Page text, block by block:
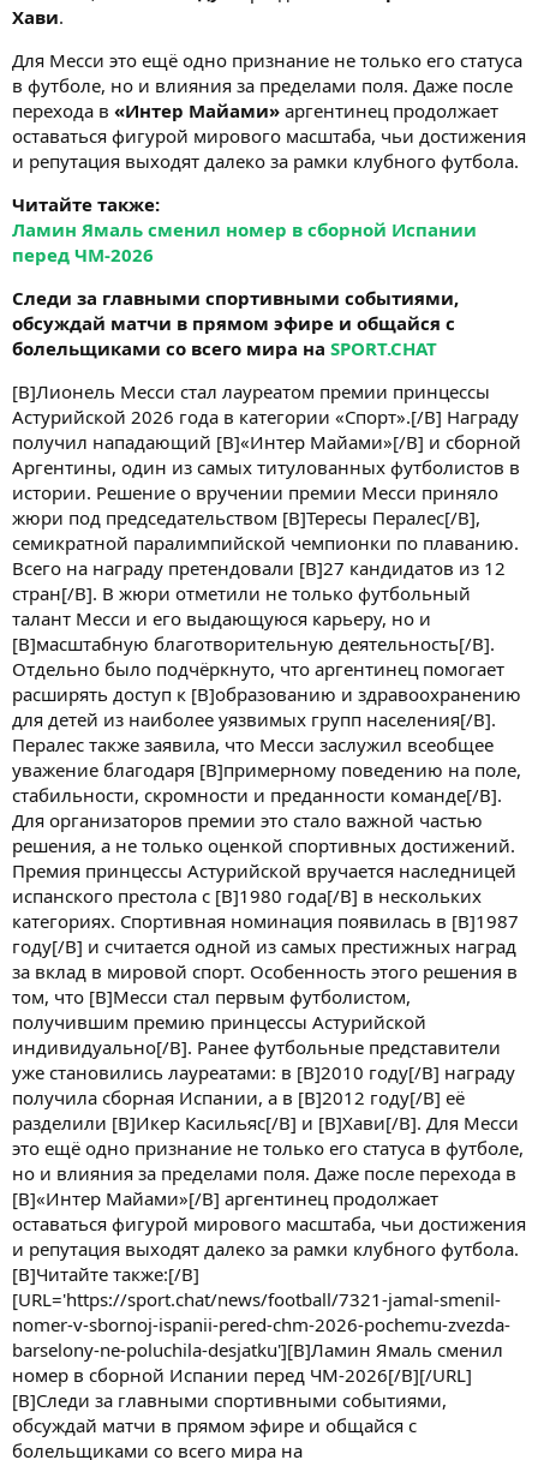
Хави.
Для Месси это ещё одно признание не только его статуса
в футболе, но и влияния за пределами поля. Даже после
перехода в «Интер Майами» аргентинец продолжает
оставаться фигурой мирового масштаба, чьи достижения
и репутация выходят далеко за рамки клубного футбола.
Читайте также:
Ламин Ямаль сменил номер в сборной Испании
перед ЧМ-2026
Следи за главными спортивными событиями,
обсуждай матчи в прямом эфире и общайся с
болельщиками со всего мира на SPORT.CHAT
[B]Лионель Месси стал лауреатом премии принцессы
Астурийской 2026 года в категории «Спорт».[/B] Награду
получил нападающий [B]«Интер Майами»[/B] и сборной
Аргентины, один из самых титулованных футболистов в
истории. Решение о вручении премии Месси приняло
жюри под председательством [B]Тересы Пералес[/B],
семикратной паралимпийской чемпионки по плаванию.
Всего на награду претендовали [B]27 кандидатов из 12
стран[/B]. В жюри отметили не только футбольный
талант Месси и его выдающуюся карьеру, но и
[B]масштабную благотворительную деятельность[/B].
Отдельно было подчёркнуто, что аргентинец помогает
расширять доступ к [B]образованию и здравоохранению
для детей из наиболее уязвимых групп населения[/B].
Пералес также заявила, что Месси заслужил всеобщее
уважение благодаря [B]примерному поведению на поле,
стабильности, скромности и преданности команде[/B].
Для организаторов премии это стало важной частью
решения, а не только оценкой спортивных достижений.
Премия принцессы Астурийской вручается наследницей
испанского престола с [B]1980 года[/B] в нескольких
категориях. Спортивная номинация появилась в [B]1987
году[/B] и считается одной из самых престижных наград
за вклад в мировой спорт. Особенность этого решения в
том, что [B]Месси стал первым футболистом,
получившим премию принцессы Астурийской
индивидуально[/B]. Ранее футбольные представители
уже становились лауреатами: в [B]2010 году[/B] награду
получила сборная Испании, а в [B]2012 году[/B] её
разделили [B]Икер Касильяс[/B] и [B]Хави[/B]. Для Месси
это ещё одно признание не только его статуса в футболе,
но и влияния за пределами поля. Даже после перехода в
[B]«Интер Майами»[/B] аргентинец продолжает
оставаться фигурой мирового масштаба, чьи достижения
и репутация выходят далеко за рамки клубного футбола.
[B]Читайте также:[/B]
[URL='https://sport.chat/news/football/7321-jamal-smenil-
nomer-v-sbornoj-ispanii-pered-chm-2026-pochemu-zvezda-
barselony-ne-poluchila-desjatku'][B]Ламин Ямаль сменил
номер в сборной Испании перед ЧМ-2026[/B][/URL]
[B]Следи за главными спортивными событиями,
обсуждай матчи в прямом эфире и общайся с
болельщиками со всего мира на